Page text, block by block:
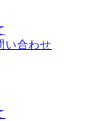
い合わせ